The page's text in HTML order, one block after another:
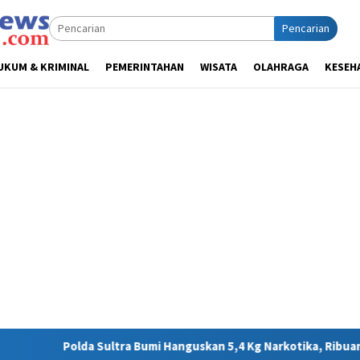
Pencarian
& KRIMINAL PEMERINTAHAN WISATA OLAHRAGA
Bumi Hanguskan 5,4 Kg Narkotika, Ribuan Nyawa Terhindar